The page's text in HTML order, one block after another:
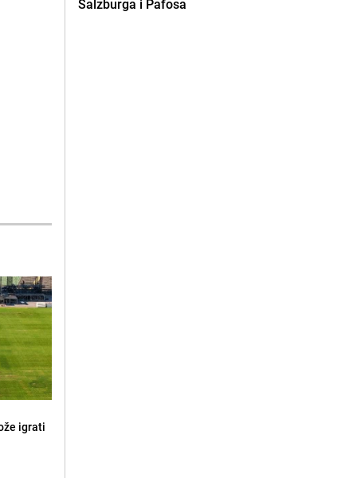
igrati
Salzburga i Pafosa